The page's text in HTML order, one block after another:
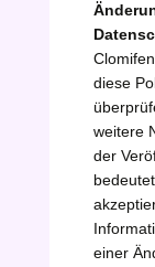
diese
weitere
der
einer